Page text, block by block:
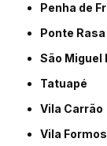
Penha de
Ponte Rasa
São
Tatuapé
Vila Carrão
Vila